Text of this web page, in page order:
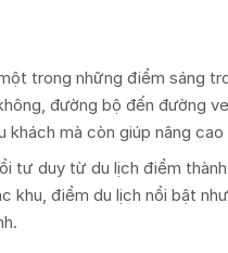
trong những điểm sáng
đường bộ đến đường
mà còn giúp nâng
tư duy từ du lịch điểm
điểm du lịch nổi bật